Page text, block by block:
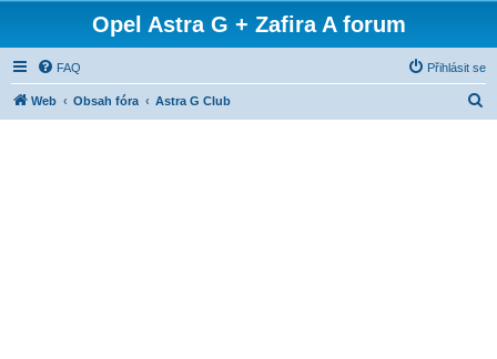
Opel Astra G + Zafira A forum
FAQ Přihlásit se
Web Obsah fóra Astra G Club